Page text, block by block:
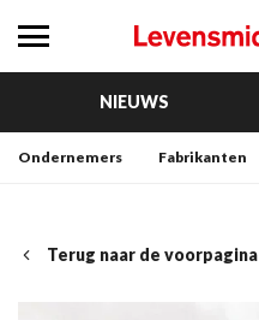
NIEUWS
Ondernemers Fabrikanten
Terug naar de voorpagina